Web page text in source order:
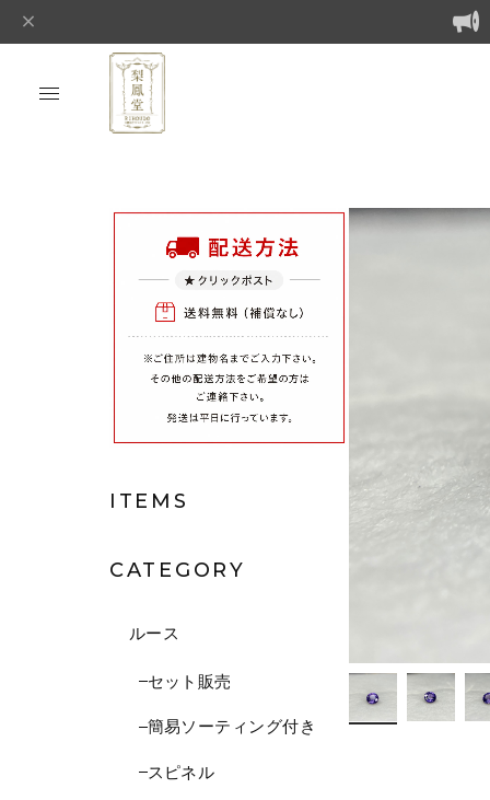
ITEMS
CATEGORY
ルース
セット販売
簡易ソーティング付き
スピネル